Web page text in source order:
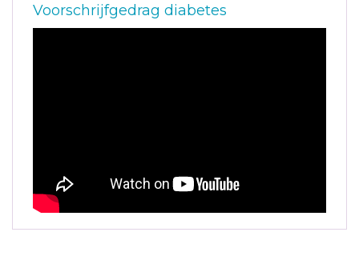
Voorschrijfgedrag diabetes